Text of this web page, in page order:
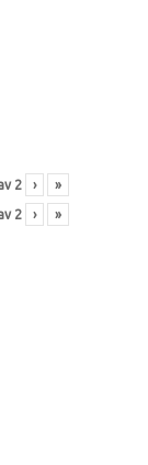
2 › »
2 › »